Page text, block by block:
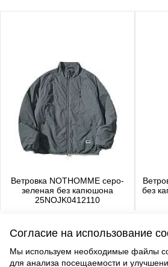
Ветровка NOTHOMME серо-
зеленая без капюшона
25NOJK0412110
без
Согласие на использование
Мы используем необходимые файлы
для анализа посещаемости и